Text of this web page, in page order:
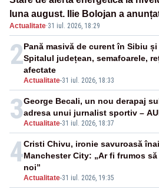
luna august. Ilie Bolojan a
restricții – VIDEO
Actualitate·31 iul. 2026, 18:29
2
Actualitate-31 iul. 2026, 18:33
Pană masivă de curent în Sibiu
Spitalul județean, semafoarele,
afectate
3Actualitate-31 iul. 2026, 18:37
George Becali, un nou derapaj
adresa unui jurnalist sportiv –
4
Actualitate-31 iul. 2026, 19:35
Cristi Chivu, ironie savuroasă
Manchester City: „Ar fi frumos
noi”